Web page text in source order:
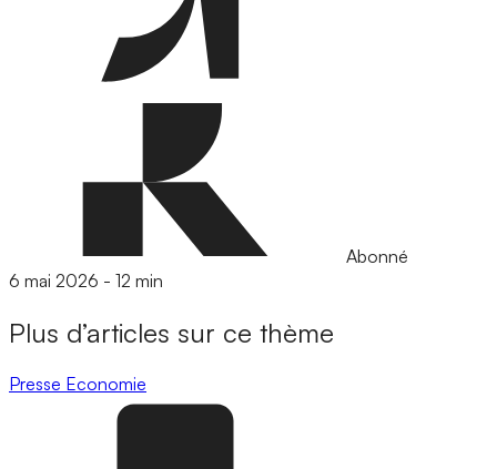
Abonné
6 mai 2026 - 12 min
Plus d’articles sur ce thème
Presse Economie